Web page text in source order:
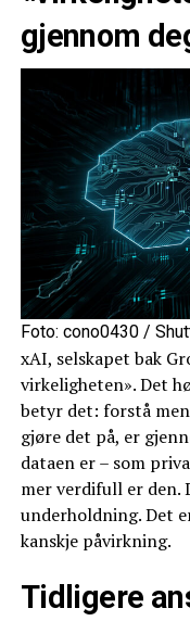
gjennom
Foto: cono0430 /
xAI, selskapet bak
virkeligheten». Det
betyr det: forstå
gjøre det på, er
dataen er – som
mer verdifull er den.
underholdning. Det
kanskje påvirkning.
Tidligere